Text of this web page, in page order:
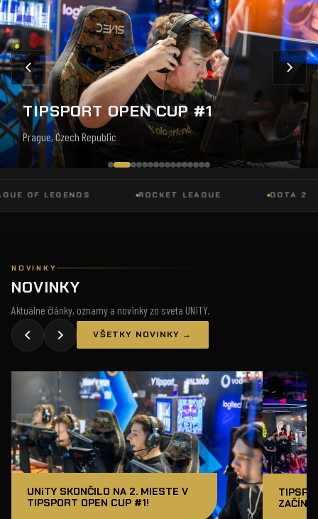
TIPSPORT OPEN CUP #1
Prague, Czech Republic
OF LEGENDS ROCKET LEAGUE DOTA 2
NOVINKY
NOVINKY
Aktuálne články, oznamy a novinky zo sveta UNiTY.
VŠETKY NOVINKY →
UNiTY SKONČILO NA 2. MIESTE V
TIPSPORT OPEN CUP #1!